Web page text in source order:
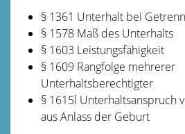
§ 1361 Unterhalt bei
§ 1578 Maß des Unterhalts
§ 1603 Leistungsfähigkeit
§ 1609 Rangfolge mehrerer
Unterhaltsberechtigter
§ 1615l Unterhaltsanspruch
aus Anlass der Geburt